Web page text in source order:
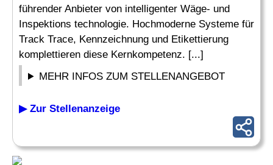
führender Anbieter von intelligenter Wäge- und
Inspektions technologie. Hochmoderne Systeme für
Track Trace, Kennzeichnung und Etikettierung
komplettieren diese Kernkompetenz. [...]
MEHR INFOS ZUM STELLENANGEBOT
▶ Zur Stellenanzeige